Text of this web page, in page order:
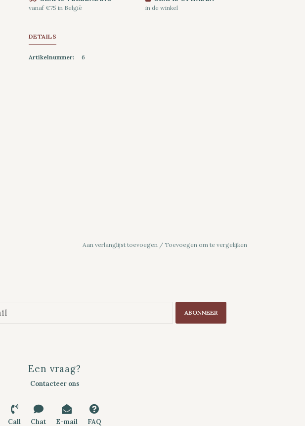
vanaf €75 in België in de winkel
DETAILS
Artikelnummer: 6
Aan verlanglijst toevoegen / Toevoegen om te vergelijken
ABONNEER
Een vraag?
Contacteer ons
Call Chat E-mail FAQ